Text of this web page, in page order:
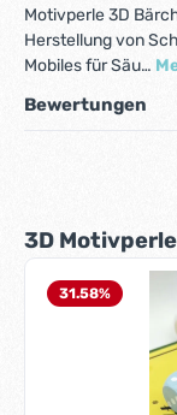
Motivperle 3D
Herstellung von
Mobiles für Säu…
Bewertungen
Produktgalerie
3D
31.58%